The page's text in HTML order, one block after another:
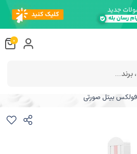
فولکس بیتل صورتی
0